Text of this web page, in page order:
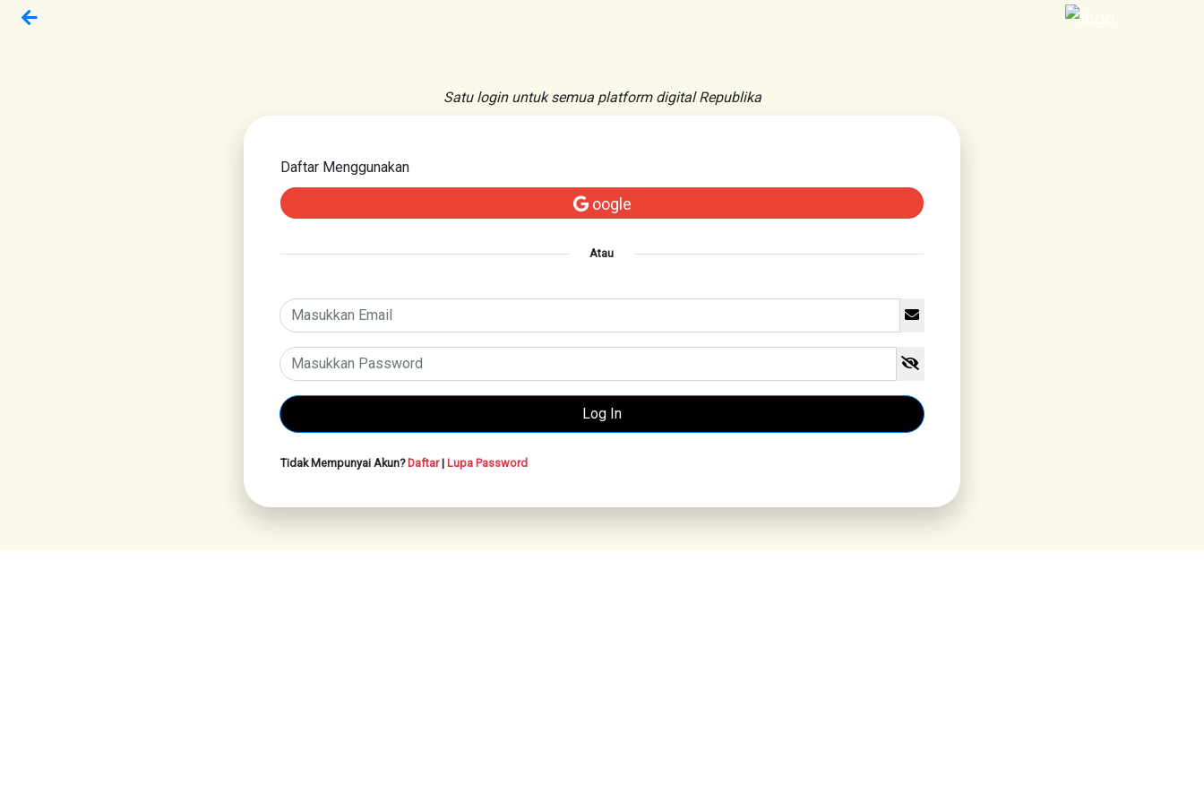
Satu login untuk semua platform digital Republika
Daftar Menggunakan
oogle
Atau
Tidak Mempunyai Akun?Daftar| Lupa Password